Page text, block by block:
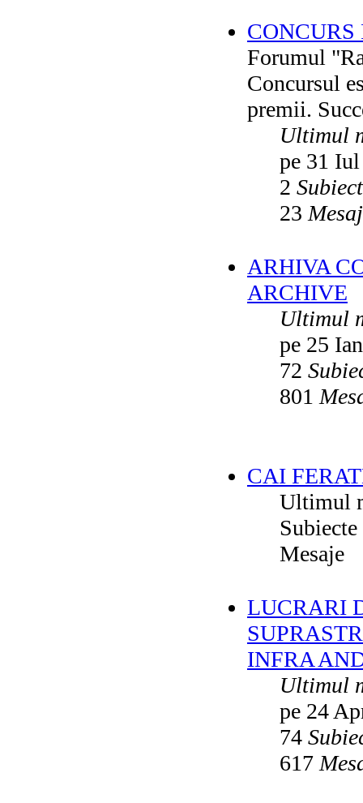
Forumul
Concursul
premii.
Ultimul
pe 31
2
23
ARHIVA
ARCHIVE
Ultimul
pe 25
72
801
CAI
Ultimul
Subiecte
Mesaje
LUCRARI
INFRA
Ultimul
pe 24
74
617